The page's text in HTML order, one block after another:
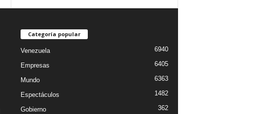
Categoría popular
Venezuela 6940
Empresas 6405
Mundo 6363
Espectáculos 1482
Gobierno 362